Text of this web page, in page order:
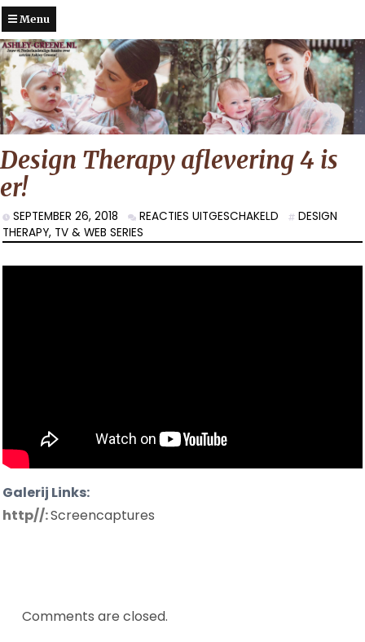
Menu
Design Therapy aflevering 4 is
er!
SEPTEMBER 26, 2018 REACTIES UITGESCHAKELD VOOR
THERAPY
AFLEVERING
DESIGN
THERAPY, TV & WEB SERIES
Galerij Links:
http//:Screencaptures
Comments are closed.